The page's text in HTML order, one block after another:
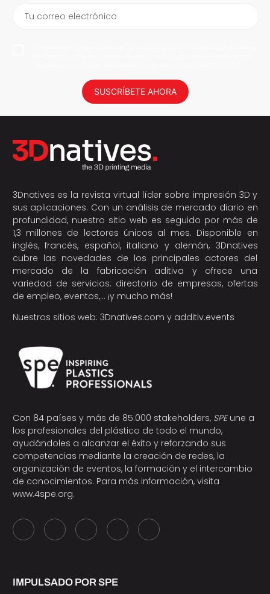
Tu correo electrónico
SUSCRÍBETE AHORA
3Dnatives es la revista virtual líder sobre impresión 3D y
sus aplicaciones. Con un análisis de mercado diario en
profundidad, nuestro sitio web es seguido por más de
1,3 millones de lectores únicos al mes. Disponible en
inglés, francés, español, italiano y alemán, 3Dnatives
cubre las novedades de los principales actores del
mercado de la fabricación aditiva y ofrece una
variedad de servicios: directorio de empresas, ofertas
de empleo, eventos,… ¡y mucho más!
Nuestros sitios web: 3Dnatives.com y additiv.events
Con 84 países y más de 85.000 stakeholders, SPEune a
los profesionales del plástico de todo el mundo,
ayudándoles a alcanzar el éxito y reforzando sus
competencias mediante la creación de redes, la
organización de eventos, la formación y el intercambio
de conocimientos. Para más información, visita
www.4spe.org.
IMPULSADO POR SPE